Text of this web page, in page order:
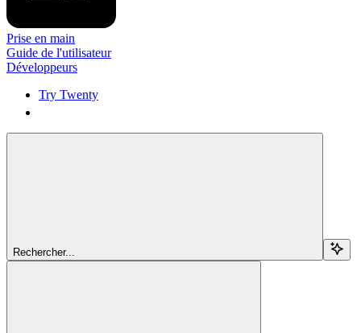
Prise en main
Guide de l'utilisateur
Développeurs
Try Twenty
Rechercher...